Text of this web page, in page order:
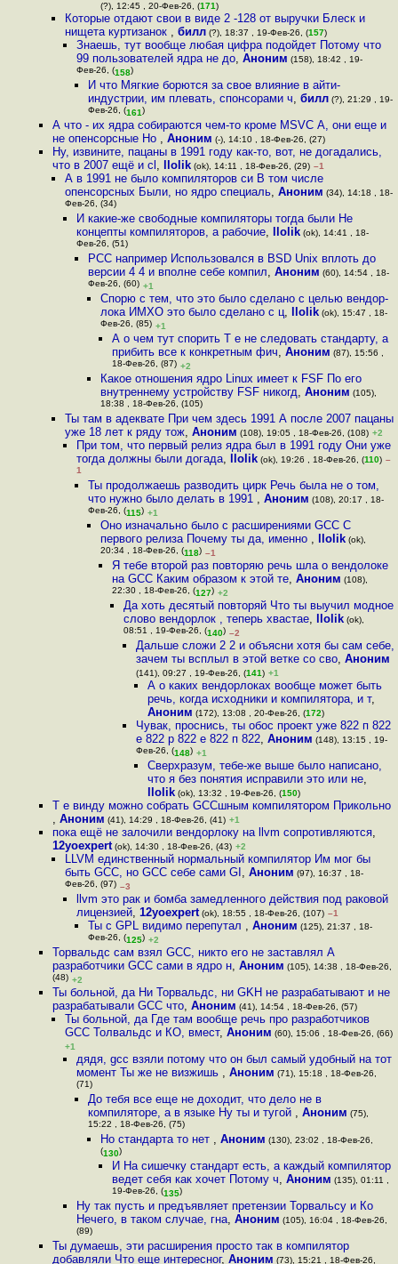
(?), 12:45 , 20-Фев-26, (171)
Которые отдают свои в виде 2 -128 от выручки Блеск и
нищета куртизанок , билл(?), 18:37 , 19-Фев-26, (157)
Знаешь, тут вообще любая цифра подойдет Потому что
99 пользователей ядра не до, Аноним (158), 18:42 , 19-
Фев-26, (158)
И что Мягкие борются за свое влияние в айти-
индустрии, им плевать, спонсорами ч,билл (?), 21:29 , 19-
Фев-26, (161)
А что - их ядра собираются чем-то кроме MSVC А, они еще и
не опенсорсные Но ,Аноним (-), 14:10 , 18-Фев-26, (27)
Ну, извините, пацаны в 1991 году как-то, вот, не догадались,
что в 2007 ещё и cl , llolik (ok), 14:11 , 18-Фев-26, (29) –1
А в 1991 не было компиляторов си В том числе
опенсорсных Были, но ядро специаль, Аноним (34), 14:18 , 18-
Фев-26, (34)
И какие-же свободные компиляторы тогда были Не
концепты компиляторов, а рабочие, llolik(ok), 14:41 , 18-
Фев-26, (51)
PСC например Использовался в BSD Unix вплоть до
версии 4 4 и вполне себе компил,Аноним (60), 14:54 , 18-
Фев-26, (60) +1
Спорю с тем, что это было сделано с целью вендор-
лока ИМХО это было сделано с ц, llolik(ok), 15:47 , 18-
Фев-26, (85) +1
А о чем тут спорить Т е не следовать стандарту, а
прибить все к конкретным фич, Аноним (87), 15:56 ,
18-Фев-26, (87) +2
Какое отношения ядро Linux имеет к FSF По его
внутреннему устройству FSF никогд, Аноним (105),
18:38 , 18-Фев-26, (105)
Ты там в адеквате При чем здесь 1991 А после 2007 пацаны
уже 18 лет к ряду тож, Аноним (108), 19:05 , 18-Фев-26, (108) +2
При том, что первый релиз ядра был в 1991 году Они уже
тогда должны были догада, llolik(ok), 19:26 , 18-Фев-26, (110) –
1
Ты продолжаешь разводить цирк Речь была не о том,
что нужно было делать в 1991 ,Аноним (108), 20:17 , 18-
Фев-26, (115) +1
Оно изначально было с расширениями GCC С
первого релиза Почему ты да, именно , llolik(ok),
20:34 , 18-Фев-26, (118) –1
Я тебе второй раз повторяю речь шла о вендолоке
на GCC Каким образом к этой те, Аноним (108),
22:30 , 18-Фев-26, (127) +2
Да хоть десятый повторяй Что ты выучил модное
слово вендорлок , теперь хвастае, llolik (ok),
08:51 , 19-Фев-26, (140) –2
Дальше сложи 2 2 и объясни хотя бы сам себе,
зачем ты всплыл в этой ветке со сво, Аноним
(141), 09:27 , 19-Фев-26, (141) +1
А о каких вендорлоках вообще может быть
речь, когда исходники и компилятора, и т,
Аноним (172), 13:08 , 20-Фев-26, (172)
Чувак, проснись, ты обос проект уже 822 п 822
е 822 р 822 е 822 п 822, Аноним (148), 13:15 , 19-
Фев-26, (148) +1
Сверхразум, тебе-же выше было написано,
что я без понятия исправили это или не,
llolik(ok), 13:32 , 19-Фев-26, (150)
Т е винду можно собрать GCCшным компилятором Прикольно
,Аноним (41), 14:29 , 18-Фев-26, (41) +1
пока ещё не залочили вендорлоку на llvm сопротивляются,
12yoexpert (ok), 14:30 , 18-Фев-26, (43) +2
LLVM единственный нормальный компилятор Им мог бы
быть GCC, но GCC себе сами GI , Аноним (97), 16:37 , 18-
Фев-26, (97) –3
llvm это рак и бомба замедленного действия под раковой
лицензией, 12yoexpert(ok), 18:55 , 18-Фев-26, (107) –1
Ты с GPL видимо перепутал ,Аноним (125), 21:37 , 18-
Фев-26, (125) +2
Торвальдс сам взял GCC, никто его не заставлял А
разработчики GCC сами в ядро н,Аноним (105), 14:38 , 18-Фев-26,
(48) +2
Ты больной, да Ни Торвальдс, ни GKH не разрабатывают и не
разрабатывали GCC что,Аноним (41), 14:54 , 18-Фев-26, (57)
Ты больной, да Где там вообще речь про разработчиков
GCC Толвальдс и КО, вмест, Аноним (60), 15:06 , 18-Фев-26, (66)
+1
дядя, gcc взяли потому что он был самый удобный на тот
момент Ты же не визжишь , Аноним (71), 15:18 , 18-Фев-26,
(71)
До тебя все еще не доходит, что дело не в
компиляторе, а в языке Ну ты и тугой ,Аноним (75),
15:22 , 18-Фев-26, (75)
Но стандарта то нет , Аноним (130), 23:02 , 18-Фев-26,
(130)
И На сишечку стандарт есть, а каждый компилятор
ведет себя как хочет Потому ч, Аноним (135), 01:11 ,
19-Фев-26, (135)
Ну так пусть и предъявляет претензии Торвальсу и Ко
Нечего, в таком случае, гна, Аноним (105), 16:04 , 18-Фев-26,
(89)
Ты думаешь, эти расширения просто так в компилятор
добавляли Что еще интересног,Аноним (73), 15:21 , 18-Фев-26,